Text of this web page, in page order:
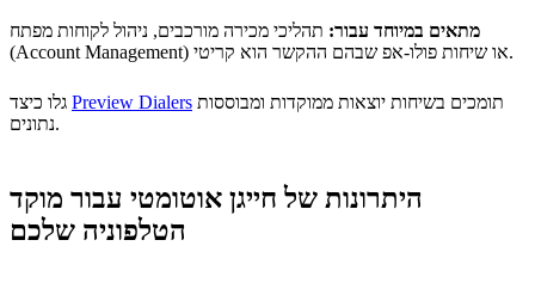
מתאים במיוחד עבור: תהליכי מכירה מורכבים, ניהול לקוחות מפתח
(Account Management) או שיחות פולו-אפ שבהם ההקשר הוא קריטי.
Preview Dialers
נתונים.
היתרונות של חייגן אוטומטי עבור מוקד
הטלפוניה שלכם